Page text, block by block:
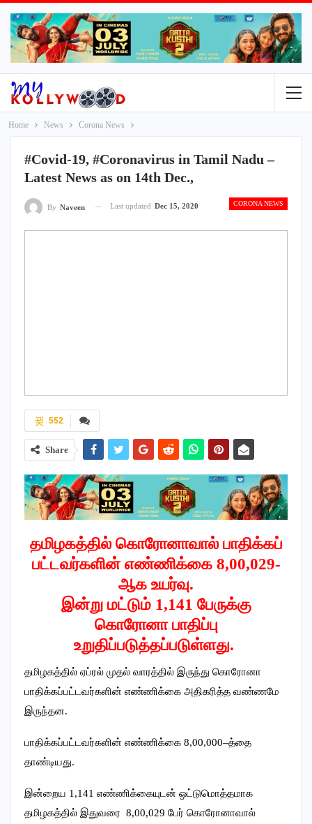
Home News Corona News
#Covid-19, #Coronavirus in Tamil Nadu –
Latest News as on 14th Dec.,
CORONA NEWS
By Naveen Last updated Dec 15, 2020
552
Share
தமிழகத்தில் கொரோனாவால் பாதிக்கப்
பட்டவர்களின் எண்ணிக்கை 8,00,029-
ஆக உயர்வு.
இன்று மட்டும் 1,141 பேருக்கு
கொரோனா பாதிப்பு
உறுதிப்படுத்தப்படுள்ளது.
தமிழகத்தில் ஏப்ரல் முதல் வாரத்தில் இருந்து கொரோனா
பாதிக்கப்பட்டவர்களின் எண்ணிக்கை அதிகரித்த வண்ணமே
இருந்தன.
பாதிக்கப்பட்டவர்களின் எண்ணிக்கை 8,00,000–த்தை
தாண்டியது.
இன்றைய 1,141 எண்ணிக்கையுடன் ஒட்டுமொத்தமாக
தமிழகத்தில் இதுவரை 8,00,029 பேர் கொரோனாவால்